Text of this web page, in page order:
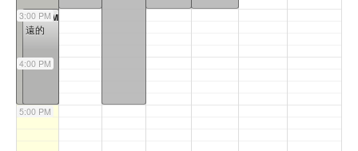
3:00 PM
4:00 PM
5:00 PM
3:00 PM
遠的